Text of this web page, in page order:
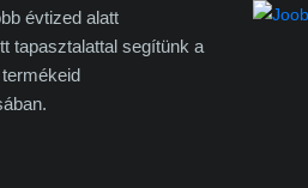
évtized alatt
tapasztalattal segítünk a